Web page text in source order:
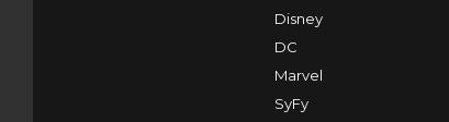
Disney
DC
Marvel
SyFy